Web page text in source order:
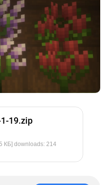
19.zip
КБ] downloads: 214